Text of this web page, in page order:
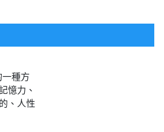
種方
憶力、
、人性